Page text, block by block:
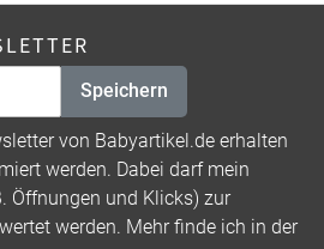
Speichern
von Babyartikel.de erhalten
werden. Dabei darf mein
Öffnungen und Klicks) zur
werden. Mehr finde ich in der